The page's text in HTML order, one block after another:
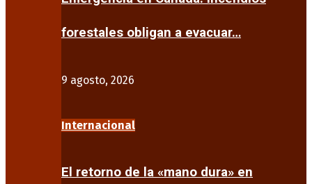
forestales obligan a evacuar…
9 agosto, 2026
Internacional
El retorno de la «mano dura» en